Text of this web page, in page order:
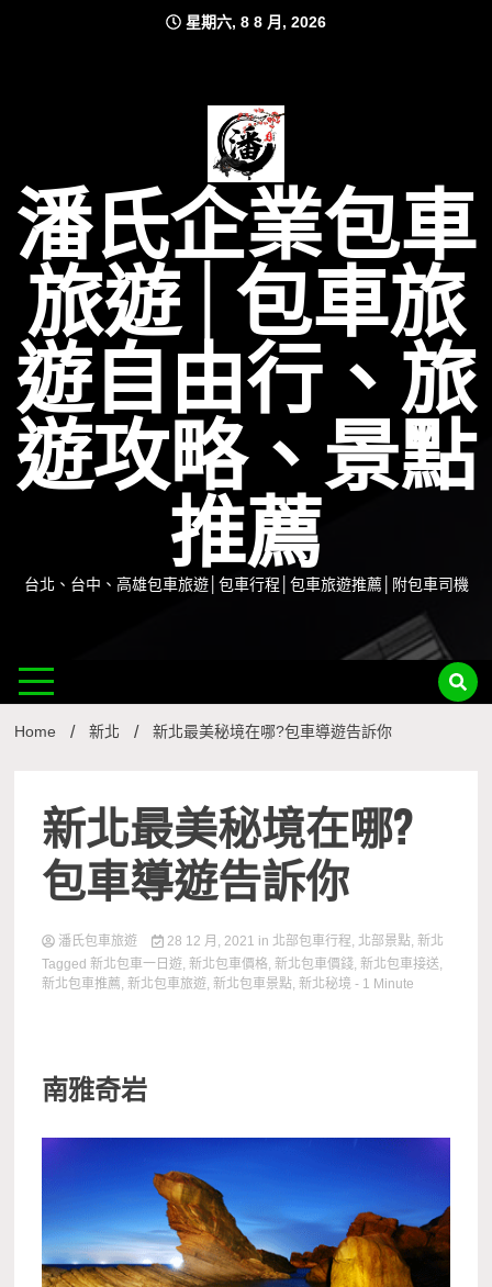
星期六, 8 8 月, 2026
潘氏企業包車
旅遊│包車旅
遊自由行、旅
遊攻略、景點
推薦
台北、台中、高雄包車旅遊│包車行程│包車旅遊推薦│附包車司機
Home 新北 新北最美秘境在哪?包車導遊告訴你
新北最美秘境在哪?
包車導遊告訴你
潘氏包車旅遊 28 12 月, 2021 in 北部包車行程, 北部景點, 新北
Tagged新北包車一日遊,新北包車價格,新北包車價錢,新北包車接送,
新北包車推薦,新北包車旅遊,新北包車景點,新北秘境 - 1 Minute
南雅奇岩